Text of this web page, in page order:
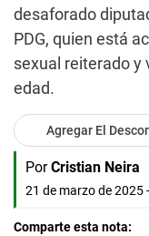
desaforado
PDG, quien está
sexual reiterado y
edad.
Agregar El
Por Cristian Neira
21 de marzo de 2025
Comparte esta nota: